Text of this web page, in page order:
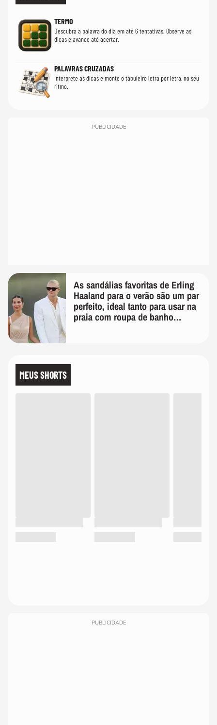
TERMO
Descubra a palavra do dia em até 6 tentativas. Observe as
dicas e avance até acertar.
PALAVRAS CRUZADAS
Interprete as dicas e monte o tabuleiro letra por letra, no seu
ritmo.
PUBLICIDADE
As sandálias favoritas de Erling
Haaland para o verão são um par
perfeito, ideal tanto para usar na
praia com roupa de banho
MEUS SHORTS
PUBLICIDADE